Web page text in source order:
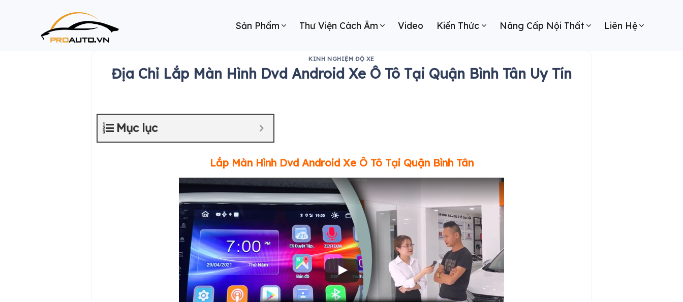
Sản Phẩm Thư Viện Cách Âm Video Kiến Thức Nâng Cấp Nội Thất Liên Hệ
KINH NGHIỆM ĐỘ XE
Địa Chỉ Lắp Màn Hình Dvd Android Xe Ô Tô Tại Quận Bình Tân Uy Tín
Mục lục
Lắp Màn Hình Dvd Android Xe Ô Tô Tại Quận Bình Tân